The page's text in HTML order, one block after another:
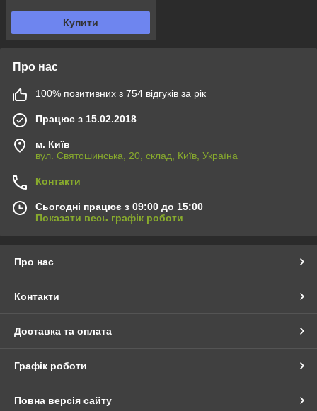
Купити
Про нас
100% позитивних з 754 відгуків за рік
Працює з 15.02.2018
м. Київ
вул. Святошинська, 20, склад, Київ, Україна
Контакти
Сьогодні працює з 09:00 до 15:00
Показати весь графік роботи
Про нас
Контакти
Доставка та оплата
Графік роботи
Повна версія сайту